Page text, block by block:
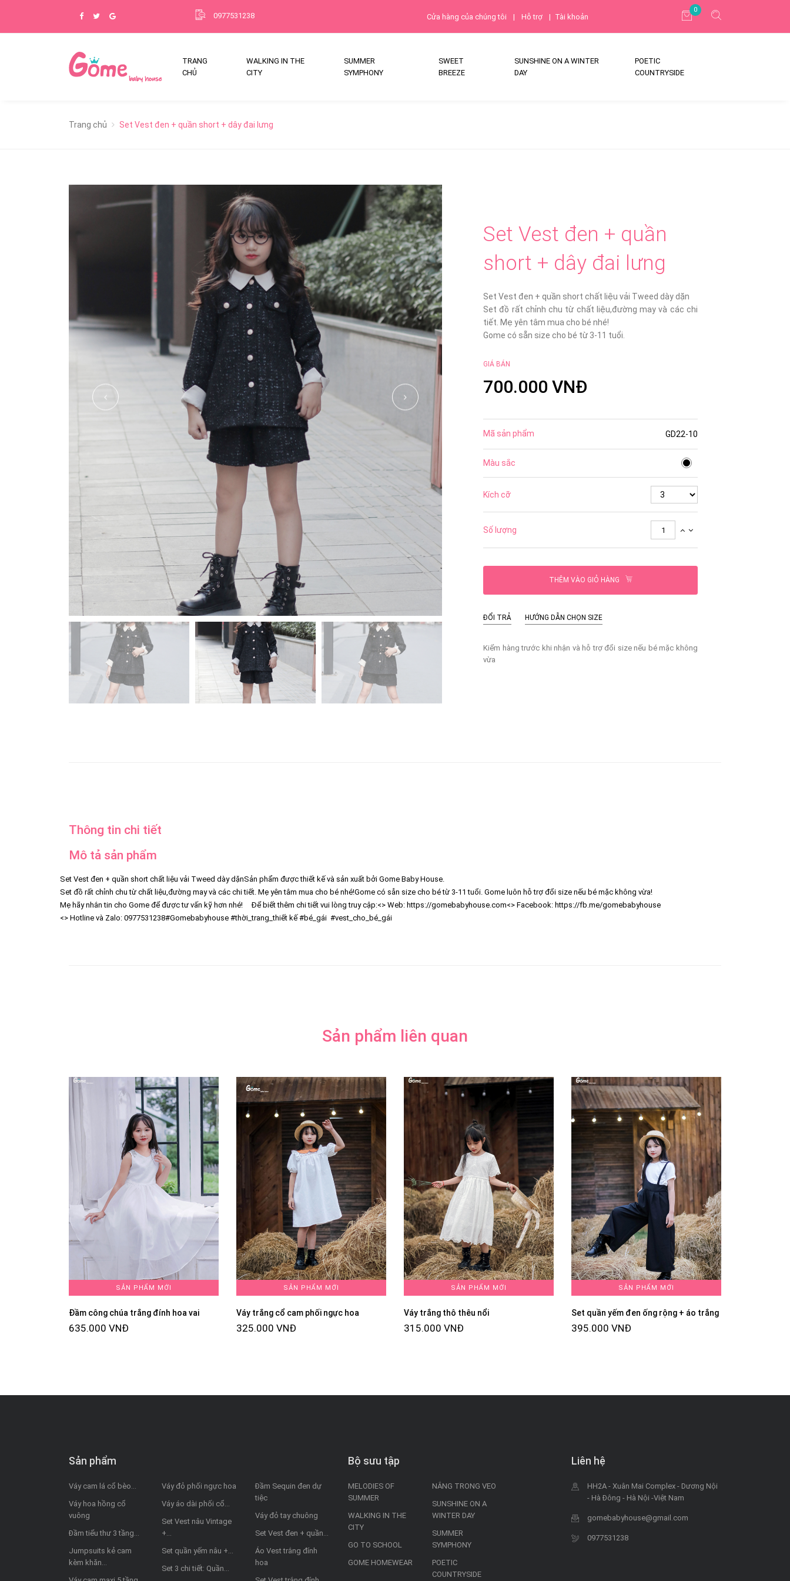
0977531238 Cửa hàng của chúng tôi | Hỗ trợ | Tài khoản
0
TRANG
CHỦ
WALKING IN THE
CITY
SUMMER
SYMPHONY
SWEET
BREEZE
SUNSHINE ON A WINTER
DAY
POETIC
COUNTRYSIDE
Trang chủ Set Vest đen + quần short + dây đai lưng
Set Vest đen + quần
short + dây đai lưng
Set Vest đen + quần short chất liệu vải Tweed dày dặn
Set đồ rất chỉnh chu từ chất liệu,đường may và các chi
tiết. Mẹ yên tâm mua cho bé nhé!
Gome có sẵn size cho bé từ 3-11 tuổi.
GIÁ BÁN
700.000 VNĐ
Mã sản phẩm GD22-10
Màu sắc
Kích cỡ
Số lượng
THÊM VÀO GIỎ HÀNG
ĐỔI TRẢ HƯỚNG DẪN CHỌN SIZE
Kiểm hàng trước khi nhận và hỗ trợ đổi size nếu bé mặc không
vừa
Thông tin chi tiết
Mô tả sản phẩm
Set Vest đen + quần short chất liệu vải Tweed dày dặnSản phẩm được thiết kế và sản xuất bởi Gome Baby House.
Set đồ rất chỉnh chu từ chất liệu,đường may và các chi tiết. Mẹ yên tâm mua cho bé nhé!Gome có sẵn size cho bé từ 3-11 tuổi. Gome luôn hỗ trợ đổi size nếu bé mặc không vừa!
Mẹ hãy nhắn tin cho Gome để được tư vấn kỹ hơn nhé! Để biết thêm chi tiết vui lòng truy cập:<> Web: https://gomebabyhouse.com<> Facebook: https://fb.me/gomebabyhouse
<> Hotline và Zalo: 0977531238#Gomebabyhouse #thời_trang_thiết kế #bé_gái #vest_cho_bé_gái
Sản phẩm liên quan
SẢN PHẨM MỚI
Đầm công chúa trắng đính hoa vai
635.000 VNĐ
SẢN PHẨM MỚI
Váy trắng cổ cam phối ngực hoa
325.000 VNĐ
SẢN PHẨM MỚI
Váy trắng thô thêu nổi
315.000 VNĐ
SẢN PHẨM MỚI
Set quần yếm đen ống rộng + áo trắng
395.000 VNĐ
Sản phẩm
Váy cam lá cổ bèo...
Váy hoa hồng cổ
vuông
Đầm tiểu thư 3 tầng...
Jumpsuits kẻ cam
kèm khăn...
Váy đỏ phối ngực hoa
Váy áo dài phối cổ...
Set Vest nâu Vintage
+...
Set quần yếm nâu +...
Set 3 chi tiết: Quần...
Đầm Sequin đen dự
tiệc
Váy đỏ tay chuông
Set Vest đen + quần...
Áo Vest trắng đính
hoa
Bộ sưu tập
MELODIES OF
SUMMER
WALKING IN THE
CITY
GO TO SCHOOL
GOME HOMEWEAR
NẮNG TRONG VEO
SUNSHINE ON A
WINTER DAY
SUMMER
SYMPHONY
POETIC
COUNTRYSIDE
Liên hệ
HH2A - Xuân Mai Complex - Dương Nội
- Hà Đông - Hà Nội -Việt Nam
gomebabyhouse@gmail.com
0977531238